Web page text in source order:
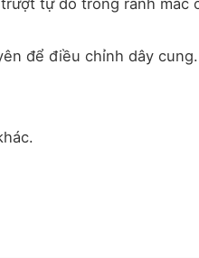
tự do trong rãnh mắc
để điều chỉnh dây cung.